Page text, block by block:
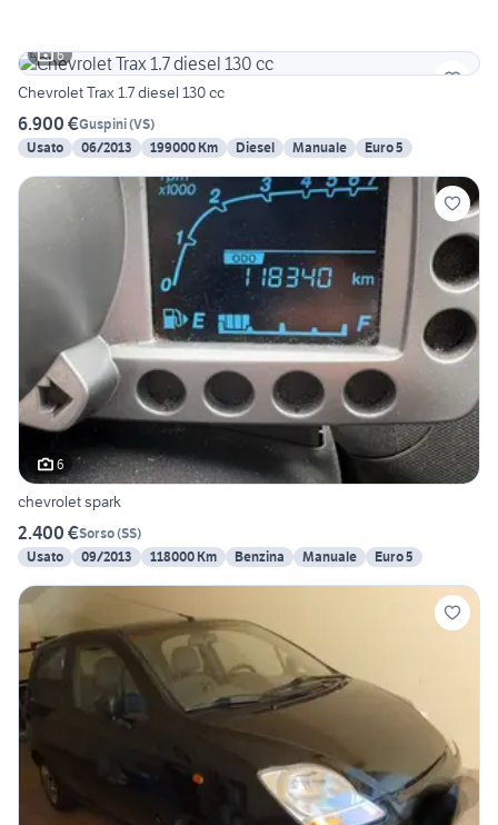
6
Chevrolet Trax 1.7 diesel 130 cc
6.900 €Guspini(VS)
Usato
06/2013 199000 Km Diesel Manuale Euro 5
6
chevrolet spark
2.400 €Sorso(SS)
Usato
09/2013 118000 Km Benzina Manuale Euro 5